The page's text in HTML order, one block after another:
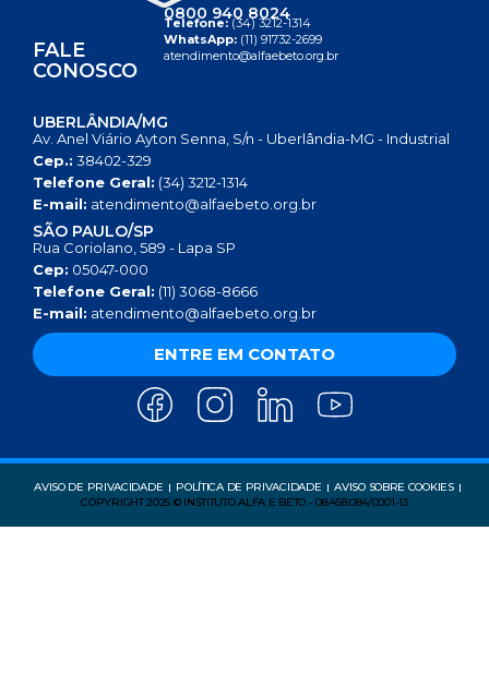
FALE
CONOSCO
0800 940 8024
Telefone:(34) 3212-1314
WhatsApp: (11) 91732-2699
atendimento@alfaebeto.org.br
UBERLÂNDIA/MG
Av. Anel Viário Ayton Senna, S/n - Uberlândia-MG - Industrial
Cep.: 38402-329
Telefone Geral: (34) 3212-1314
E-mail: atendimento@alfaebeto.org.br
SÃO PAULO/SP
Rua Coriolano, 589 - Lapa SP
Cep: 05047-000
Telefone Geral: (11) 3068-8666
E-mail: atendimento@alfaebeto.org.br
ENTRE EM CONTATO
AVISO DE PRIVACIDADE POLÍTICA DE PRIVACIDADE
AVISO SOBRE COOKIES
COPYRIGHT 2025 © INSTITUTO ALFA E BETO - 08.458.084/0001-13